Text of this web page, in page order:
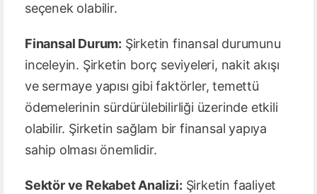
seçenek olabilir.
Finansal Durum: Şirketin finansal durumunu
inceleyin. Şirketin borç seviyeleri, nakit akışı
ve sermaye yapısı gibi faktörler, temettü
ödemelerinin sürdürülebilirliği üzerinde etkili
olabilir. Şirketin sağlam bir finansal yapıya
sahip olması önemlidir.
Sektör ve Rekabet Analizi: Şirketin faaliyet